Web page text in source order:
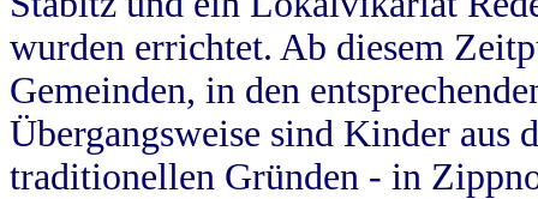
wurden errichtet. Ab diesem
Gemeinden, in den
Übergangsweise sind Kinder aus
traditionellen Gründen - in